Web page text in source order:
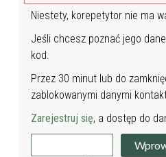
Niestety, korepetytor nie ma
Jeśli chcesz poznać jego
kod.
Przez 30 minut lub do
zablokowanymi danymi
Zarejestruj się, a dostęp do